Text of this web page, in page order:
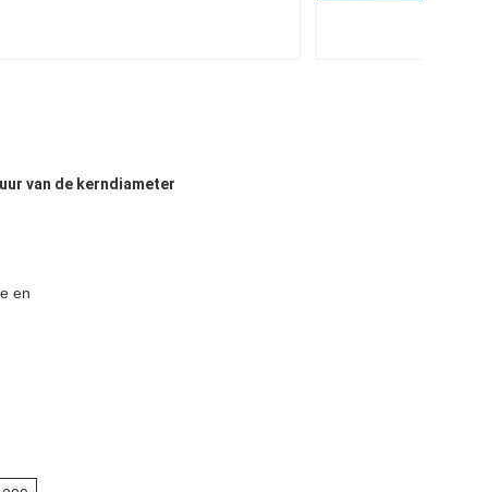
van de kerndiameter
en